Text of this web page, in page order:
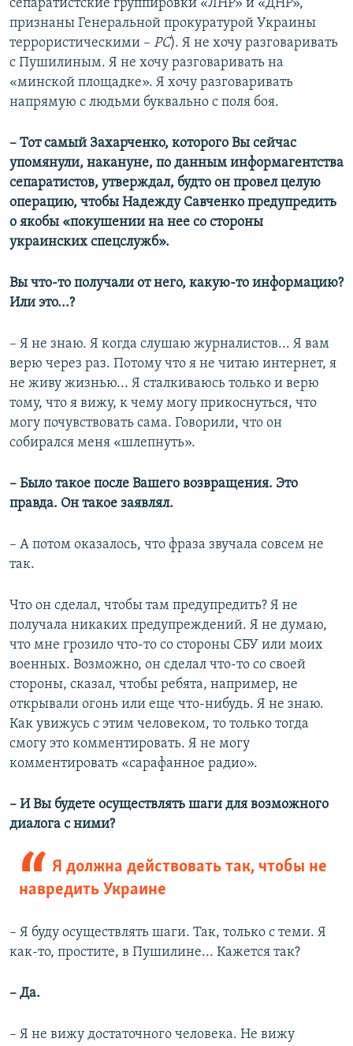
сепаратистские группировки «ЛНР» и «ДНР»,
признаны Генеральной прокуратурой Украины
террористическими – РС). Я не хочу разговаривать
с Пушилиным. Я не хочу разговаривать на
«минской площадке». Я хочу разговаривать
напрямую с людьми буквально с поля боя.
– Тот самый Захарченко, которого Вы сейчас
упомянули, накануне, по данным информагентства
сепаратистов, утверждал, будто он провел целую
операцию, чтобы Надежду Савченко предупредить
о якобы «покушении на нее со стороны
украинских спецслужб».
Вы что-то получали от него, какую-то информацию?
Или это...?
– Я не знаю. Я когда слушаю журналистов... Я вам
верю через раз. Потому что я не читаю интернет, я
не живу жизнью... Я сталкиваюсь только и верю
тому, что я вижу, к чему могу прикоснуться, что
могу почувствовать сама. Говорили, что он
собирался меня «шлепнуть».
– Было такое после Вашего возвращения. Это
правда. Он такое заявлял.
– А потом оказалось, что фраза звучала совсем не
так.
Что он сделал, чтобы там предупредить? Я не
получала никаких предупреждений. Я не думаю,
что мне грозило что-то со стороны СБУ или моих
военных. Возможно, он сделал что-то со своей
стороны, сказал, чтобы ребята, например, не
открывали огонь или еще что-нибудь. Я не знаю.
Как увижусь с этим человеком, то только тогда
смогу это комментировать. Я не могу
комментировать «сарафанное радио».
– И Вы будете осуществлять шаги для возможного
диалога с ними?
Я должна действовать так, чтобы не
навредить Украине
– Я буду осуществлять шаги. Так, только с теми. Я
как-то, простите, в Пушилине... Кажется так?
– Да.
– Я не вижу достаточного человека. Не вижу